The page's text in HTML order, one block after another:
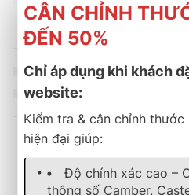
Sản
CÂN CHỈNH
ĐẾN 50%
Chỉ áp dụng khi khách
website:
Kiểm tra & cân chỉnh
hiện đại giúp:
Độ chính xác cao –
thông số Camber,